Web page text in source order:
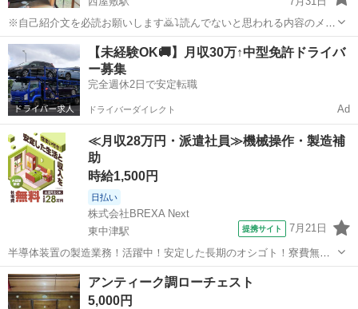
※自己紹介文を必読お願いします🙇⤵️読んでないと思われる内容のメッ
セージには返信しません。 大型家具の為配送車両+力自慢の男性2名程
が受け取り時必須となります。 お渡し迄に中は整理しておきます。 ハ
ンガーはこちらに載せ...
大分 宇佐市 西屋敷駅 収納家具 クローゼット
【未経験OK🚚】月収30万↑中型免許ドライバ
ー募集
完全週休2日で安定転職
ドライバーダイレクト Ad
≪月収28万円・派遣社員≫機械操作・製造補
助
時給1,500円
日払い
株式会社BREXA Next
東中津駅
提携サイト 7月21日
半導体装置の製造業務！活躍中！安定した長期のオシゴト！寮費無料
★赴任旅費会社負担◎20代～40代の男性活躍中★未経験活躍中！高時
給1,500円！《大分県中津市》 人気の工場のお仕事 ◇半導体装置内部
のシート製造◇ ＊クリー...
大分 中津市 東中津駅 その他
アンティーク調ローチェスト
5,000円